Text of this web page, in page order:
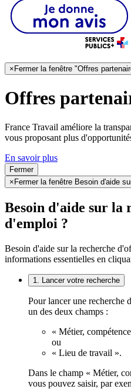
× Fermer la fenêtre "Offres
Offres
France Travail améliore la
vous proposant plus
En savoir plus
Fermer
×Fermer la fenêtre Besoin d'aide
Besoin d'aide sur la
d'emploi ?
Besoin d'aide sur la recherche
informations essentielles en
1. Lancer votre recherche
Pour lancer une recherche
un des deux champs :
« Métier,
ou
« Lieu de travail ».
Dans le champ « Métier,
vous pouvez saisir, par